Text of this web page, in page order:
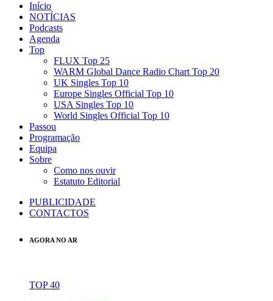
Início
NOTÍCIAS
Podcasts
Agenda
Top
FLUX Top 25
WARM Global Dance Radio Chart Top 20
UK Singles Top 10
Europe Singles Official Top 10
USA Singles Top 10
World Singles Official Top 10
Passou
Programação
Equipa
Sobre
Como nos ouvir
Estatuto Editorial
PUBLICIDADE
CONTACTOS
AGORA NO AR
TOP 40